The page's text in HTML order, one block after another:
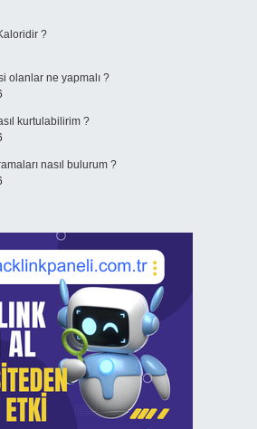
?
olanlar ne yapmalı ?
kurtulabilirim ?
nasıl bulurum ?